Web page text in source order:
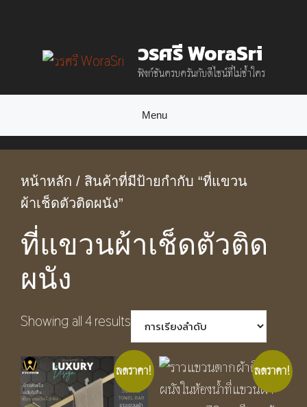
content
วรศรี WoraSri
ฟังก์ชันครบครันกับดีไซน์ที่ไม่ซ้ำใคร
Menu
หน้าหลัก / สินค้าที่มีป้ายกำกับ “ที่แขวน
ผ้าเช็ดตัวติดผนัง”
ที่แขวนผ้าเช็ดตัวติด
ผนัง
Showing all 4 results
ลดราคา! ลดราคา!